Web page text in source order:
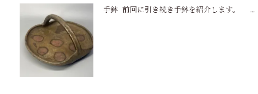
手鉢 前回に引き続き手鉢を紹介します。 ...